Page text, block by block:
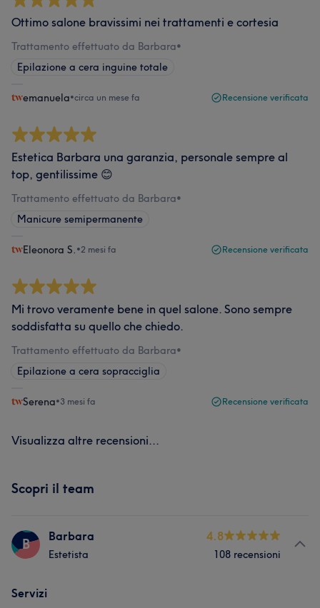
Ottimo salone bravissimi nei trattamenti e cortesia
Trattamento effettuato da Barbara•
Epilazione a cera inguine totale
emanuela•circa un mese fa Recensione verificata
Estetica Barbara una garanzia, personale sempre al
top, gentilissime 😊
Trattamento effettuato da Barbara•
Manicure semipermanente
Eleonora S. •2 mesi fa Recensione verificata
Mi trovo veramente bene in quel salone. Sono sempre
soddisfatta su quello che chiedo.
Trattamento effettuato da Barbara•
Epilazione a cera sopracciglia
Serena•3 mesi fa Recensione verificata
Visualizza altre recensioni...
Scopri il team
B Barbara
Estetista
4.8
108 recensioni
Servizi